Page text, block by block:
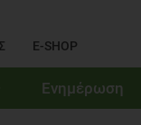
E-SHOP
Ενημέρωση